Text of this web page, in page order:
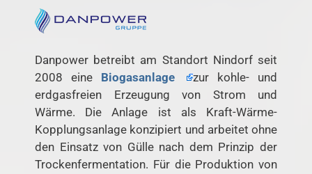
Danpower betreibt am Standort Nindorf seit
2008 eine Biogasanlage
zur kohle- und
erdgasfreien Erzeugung von Strom und
Wärme. Die Anlage ist als Kraft-Wärme-
Kopplungsanlage konzipiert und arbeitet ohne
den Einsatz von Gülle nach dem Prinzip der
Trockenfermentation. Für die Produktion von